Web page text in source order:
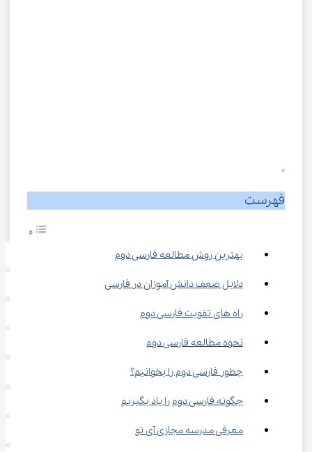
0
فهرست
بهترین روش مطالعه فارسی دوم
دلایل ضعف دانش آموزان در فارسی
راه‌ های تقویت فارسی دوم
نحوه مطالعه فارسی دوم
چطور فارسی دوم را بخوانیم؟
چگونه فارسی دوم را یاد بگیریم
معرفی مدرسه مجازی آی نو